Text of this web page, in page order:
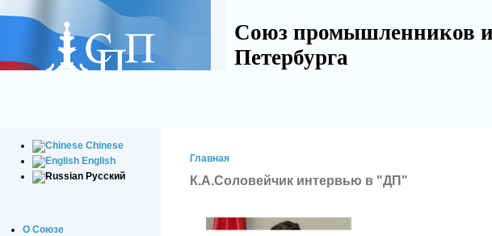
Союз промышленников
Петербурга
Chinese
English
Русский
О Союзе
Главная
К.А.Соловейчик интервью в "ДП"